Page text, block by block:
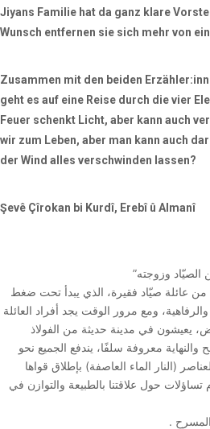
Jiyans Familie hat da ganz klare
Wunsch entfernen sie sich mehr von
Zusammen mit den beiden
geht es auf eine Reise durch die vier
Feuer schenkt Licht, aber kann auch
wir zum Leben, aber man kann auch
der Wind alles verschwinden lassen?
Şevê Çîrokan bi Kurdî, Erebî û Almanî
الصيّاد وزوجته”
عائلة صيّاد فقيرة، الذي يبدأ تحت ضغط
ومع مرور الوقت يجد أفراد العائلة
يعيشون في مدينة حديثة من الفولاذ
معروفة سلفًا، يندفع الجميع نحو
(النار الماء العاصفة) بإطلاق قواها
حول علاقتنا بالطبيعة والتوازن في
.